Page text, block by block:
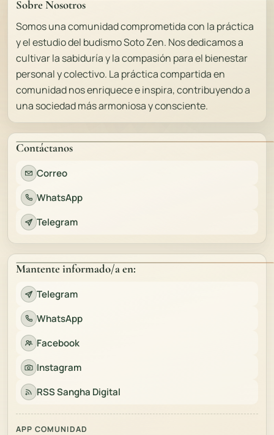
Sobre Nosotros
Somos una comunidad comprometida con la práctica
y el estudio del budismo Soto Zen. Nos dedicamos a
cultivar la sabiduría y la compasión para el bienestar
personal y colectivo. La práctica compartida en
comunidad nos enriquece e inspira, contribuyendo a
una sociedad más armoniosa y consciente.
Contáctanos
Correo
WhatsApp
Telegram
Mantente informado/a en:
Telegram
WhatsApp
Facebook
Instagram
RSS Sangha Digital
APP COMUNIDAD